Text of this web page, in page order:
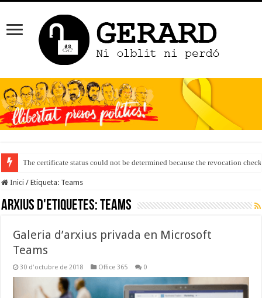
The certificate status could not be determined because the revocation
Inici / Etiqueta: Teams
Arxius d'etiquetes:Teams
Galeria d’arxius privada en Microsoft
Teams
30 d'octubre de 2018 Office 365 0